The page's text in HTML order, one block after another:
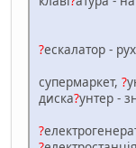
?ескалатор -
супермаркет, ?
диска?унтер -
?